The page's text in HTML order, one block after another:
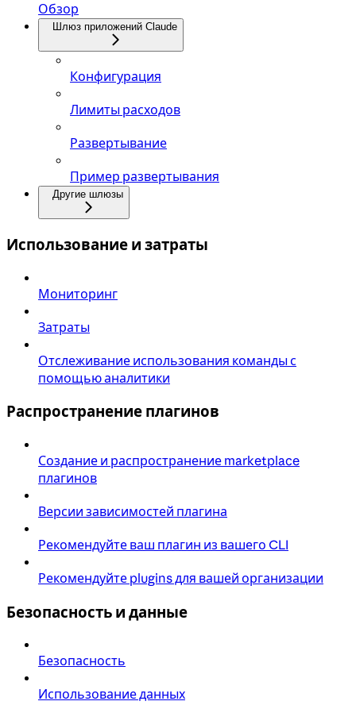
Обзор
Шлюз приложений Claude
Конфигурация
Лимиты расходов
Развертывание
Пример развертывания
Другие шлюзы
Использование и затраты
Мониторинг
Затраты
Отслеживание использования команды с
помощью аналитики
Распространение плагинов
Создание и распространение marketplace
плагинов
Версии зависимостей плагина
Рекомендуйте ваш плагин из вашего CLI
Рекомендуйте plugins для вашей организации
Безопасность и данные
Безопасность
Использование данных